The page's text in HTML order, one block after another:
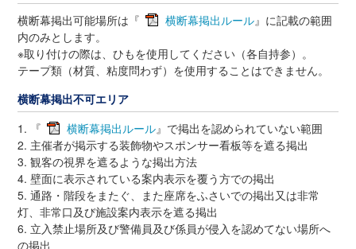
横断幕掲出可能場所は『
横断幕掲出ルール』に記載の範囲
内のみとします。
※取り付けの際は、ひもを使用してください（各自持参）。
テープ類（材質、粘度問わず）を使用することはできません。
横断幕掲出不可エリア
1. 『
横断幕掲出ルール』で掲出を認められていない範囲
2. 主催者が掲示する装飾物やスポンサー看板等を遮る掲出
3. 観客の視界を遮るような掲出方法
4. 壁面に表示されている案内表示を覆う方での掲出
5. 通路・階段をまたぐ、また座席をふさいでの掲出又は非常
灯、非常口及び施設案内表示を遮る掲出
6. 立入禁止場所及び警備員及び係員が侵入を認めてない場所へ
の掲出